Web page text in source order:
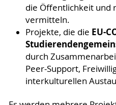
die Öffentlichkeit und
vermitteln.
Projekte, die die EU-
durch
Peer-Support,
interkulturellen